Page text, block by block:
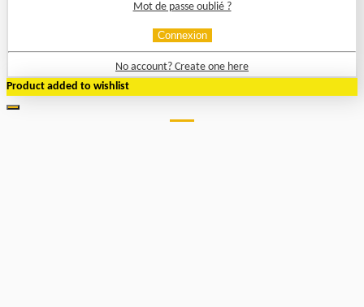
Mot de passe oublié ?
Connexion
No account? Create one here
Product added to wishlist